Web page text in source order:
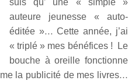
suis qu’ une « simple »
auteure jeunesse « auto-
éditée »… Cette année, j’ai
« triplé » mes bénéfices ! Le
bouche à oreille fonctionne
la publicité de mes livres…